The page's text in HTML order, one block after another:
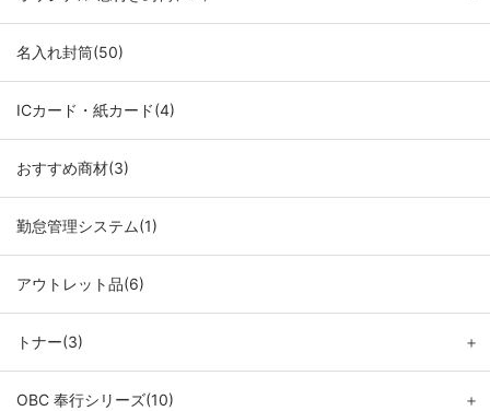
名入れ封筒(50)
ICカード・紙カード(4)
おすすめ商材(3)
勤怠管理システム(1)
アウトレット品(6)
トナー(3) ＋
OBC 奉行シリーズ(10) ＋